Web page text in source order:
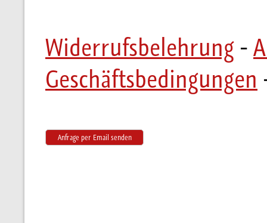
Widerrufsbelehrung -
Geschäftsbedingungen
Anfrage per Email senden